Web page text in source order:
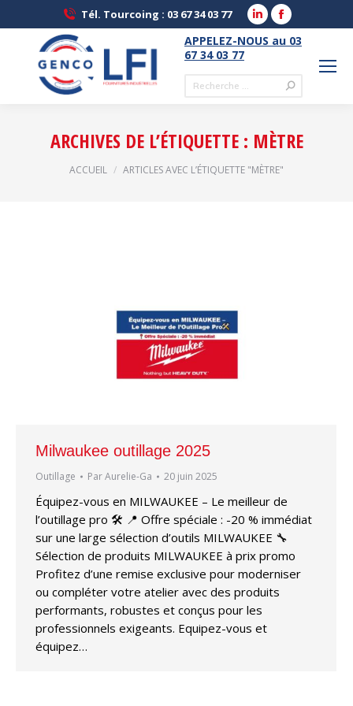
Tél. Tourcoing : 03 67 34 03 77
LinkedIn
page
Facebook
page
APPELEZ-NOUS au 03
67 34 03 77
Recherche
ARCHIVES DE L’ÉTIQUETTE : MÈTRE
Vous êtes ici :
ACCUEIL ARTICLES AVEC L’ÉTIQUETTE "MÈTRE"
Milwaukee outillage 2025
Outillage ParAurelie-Ga 20 juin 2025
Équipez-vous en MILWAUKEE – Le meilleur de
l’outillage pro 🛠️ 📍 Offre spéciale : -20 % immédiat
sur une large sélection d’outils MILWAUKEE 🔧
Sélection de produits MILWAUKEE à prix promo
Profitez d’une remise exclusive pour moderniser
ou compléter votre atelier avec des produits
performants, robustes et conçus pour les
professionnels exigeants. Equipez-vous et
équipez…